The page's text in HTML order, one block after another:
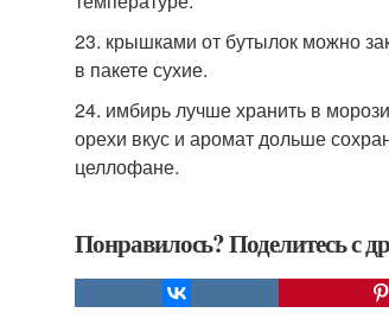
23. крышками от бутылок можно
в пакете сухие.
24. имбирь лучше хранить в
орехи вкус и аромат дольше
целлофане.
Понравилось? Поделитесь с